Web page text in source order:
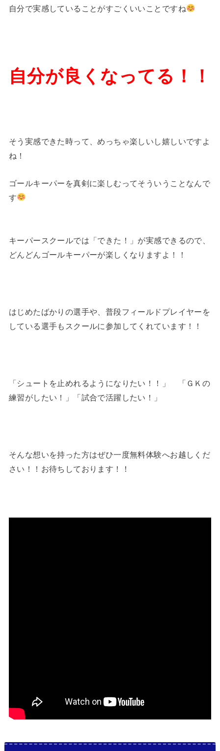
自分で実感していることがすごくいいことですね
自分が良くなってる！！
そう実感できた時って、めっちゃ楽しいし嬉しいですよ
ね！
ゴールキーパーを真剣に楽しむってそういうことなんで
す
キーパースクールでは「できた！」が実感できるので、
どんどんゴールキーパーが楽しくなりますよ！！
はじめたばかりの選手や、普段フィールドプレイヤーを
している選手もスクールに参加してくれています！！
「シュートを止めれるようになりたい！！」 「ＧＫの
練習がしたい！」「試合で活躍したい！」
そんな想いを持った方はぜひ一度無料体験へお越しくだ
さい！！お待ちしております！！